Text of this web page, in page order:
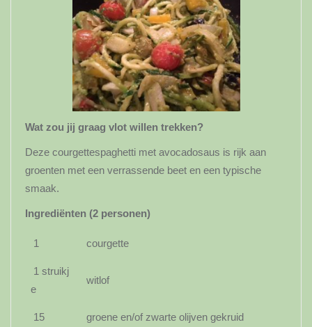
Wat zou jij graag vlot willen trekken?
Deze courgettespaghetti met avocadosaus is rijk aan
groenten met een verrassende beet en een typische
smaak.
Ingrediënten (2 personen)
1 courgette
1 struikj
e
witlof
15 groene en/of zwarte olijven gekruid